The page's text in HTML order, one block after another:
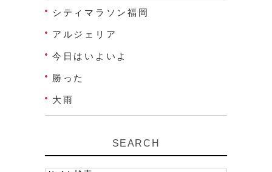
シティマラソン福岡
アルジェリア
今日はいよいよ
勝った
大雨
SEARCH